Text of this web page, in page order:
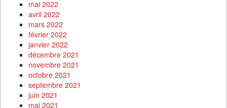
mai 2022
avril 2022
mars 2022
février 2022
janvier 2022
décembre 2021
novembre 2021
octobre 2021
septembre 2021
juin 2021
mai 2021